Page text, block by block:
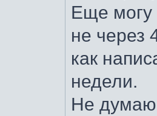
Еще могу
не через
как
недели.
Не